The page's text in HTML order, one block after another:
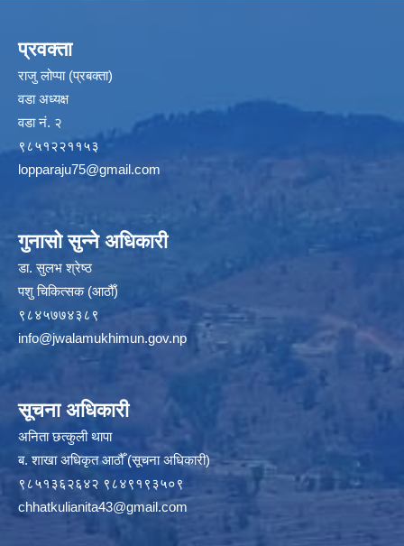
प्रवक्ता
राजु लोप्पा (प्रबक्ता)
वडा अध्यक्ष
वडा नं. २
९८५१२२११५३
lopparaju75@gmail.com
गुनासो सुन्ने अधिकारी
डा. सुलभ श्रेष्ठ
पशु चिकित्सक (आठौँ)
९८४५७७४३८९
info@jwalamukhimun.gov.np
सूचना अधिकारी
अनिता छत्कुली थापा
ब. शाखा अधिकृत आठौँ (सूचना अधिकारी)
९८५१३६२६४२ ९८४९१९३५०९
chhatkulianita43@gmail.com